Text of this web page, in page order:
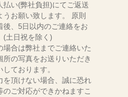
払い(弊社負担)にてご返送
うお願い致します。 原則
後、5日以内のご連絡をお
(土日祝を除く)
場合は弊社までご連絡いた
所の写真をお送りいただき
ております。
を頂けない場合、誠に恐れ
のご対応ができかねますこ